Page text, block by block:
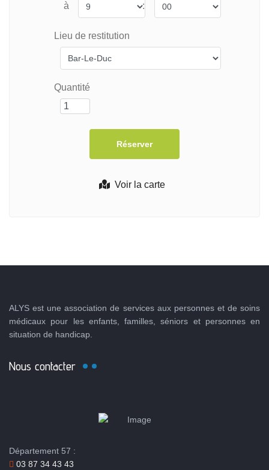
Voir la carte
à :
Lieu de restitution
Quantité
ALYS est une association de services aux personnes et de soins
médicaux pour les enfants, familles, séniors et personnes en
situation de handicap.
Nous contacter
Département 57 :
03 87 34 43 43